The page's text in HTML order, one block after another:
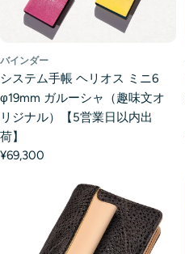
バインダー
システム手帳 ヘリオス ミニ6
φ19mm ガルーシャ（趣味文オ
リジナル）【5営業日以内出
荷】
¥69,300